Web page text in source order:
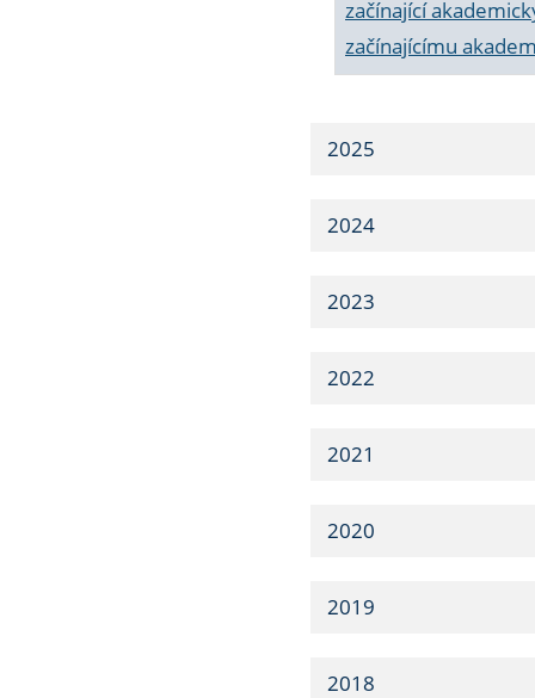
začínající
začínajícímu
2025
2024
2023
2022
2021
2020
2019
2018